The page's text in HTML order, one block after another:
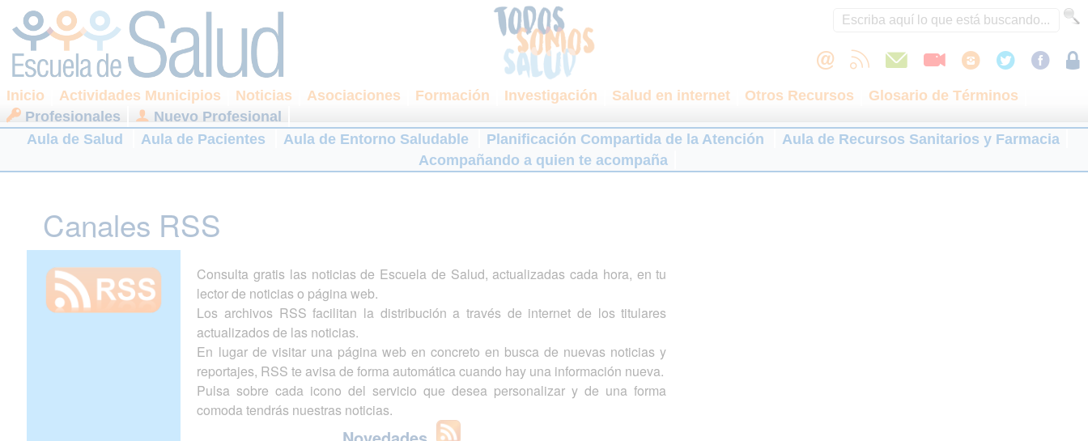
Inicio Actividades Municipios Noticias Asociaciones Formación Investigación Salud en internet Otros Recursos
Glosario de Términos
Profesionales
Nuevo Profesional
Aula de Salud
Aula de Pacientes Aula de Entorno Saludable Planificación Compartida de la Atención
Aula de Recursos Sanitarios y Farmacia
Acompañando a quien te acompaña
Canales RSS
Consulta gratis las noticias de Escuela de Salud, actualizadas cada hora, en tu
lector de noticias o página web.
Los archivos RSS facilitan la distribución a través de internet de los titulares
actualizados de las noticias.
En lugar de visitar una página web en concreto en busca de nuevas noticias y
reportajes, RSS te avisa de forma automática cuando hay una información nueva.
Pulsa sobre cada icono del servicio que desea personalizar y de una forma
comoda tendrás nuestras noticias.